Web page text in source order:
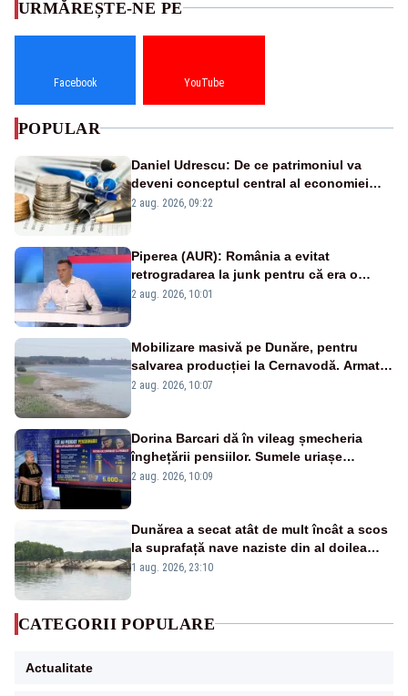
URMĂREȘTE-NE PE
Facebook YouTube
POPULAR
Daniel Udrescu: De ce patrimoniul va
deveni conceptul central al economiei
viitoare?
2 aug. 2026, 09:22
Piperea (AUR): România a evitat
retrogradarea la junk pentru că era o
catastrofă pentru bănci și fondurile de
2 aug. 2026, 10:01
Mobilizare masivă pe Dunăre, pentru
salvarea producției la Cernavodă. Armata
va detona o stâncă și va devia apa
2 aug. 2026, 10:07
Dorina Barcari dă în vileag șmecheria
înghețării pensiilor. Sumele uriașe
pierdute de fiecare român
2 aug. 2026, 10:09
Dunărea a secat atât de mult încât a scos
la suprafață nave naziste din al doilea
război mondial
1 aug. 2026, 23:10
CATEGORII POPULARE
Actualitate